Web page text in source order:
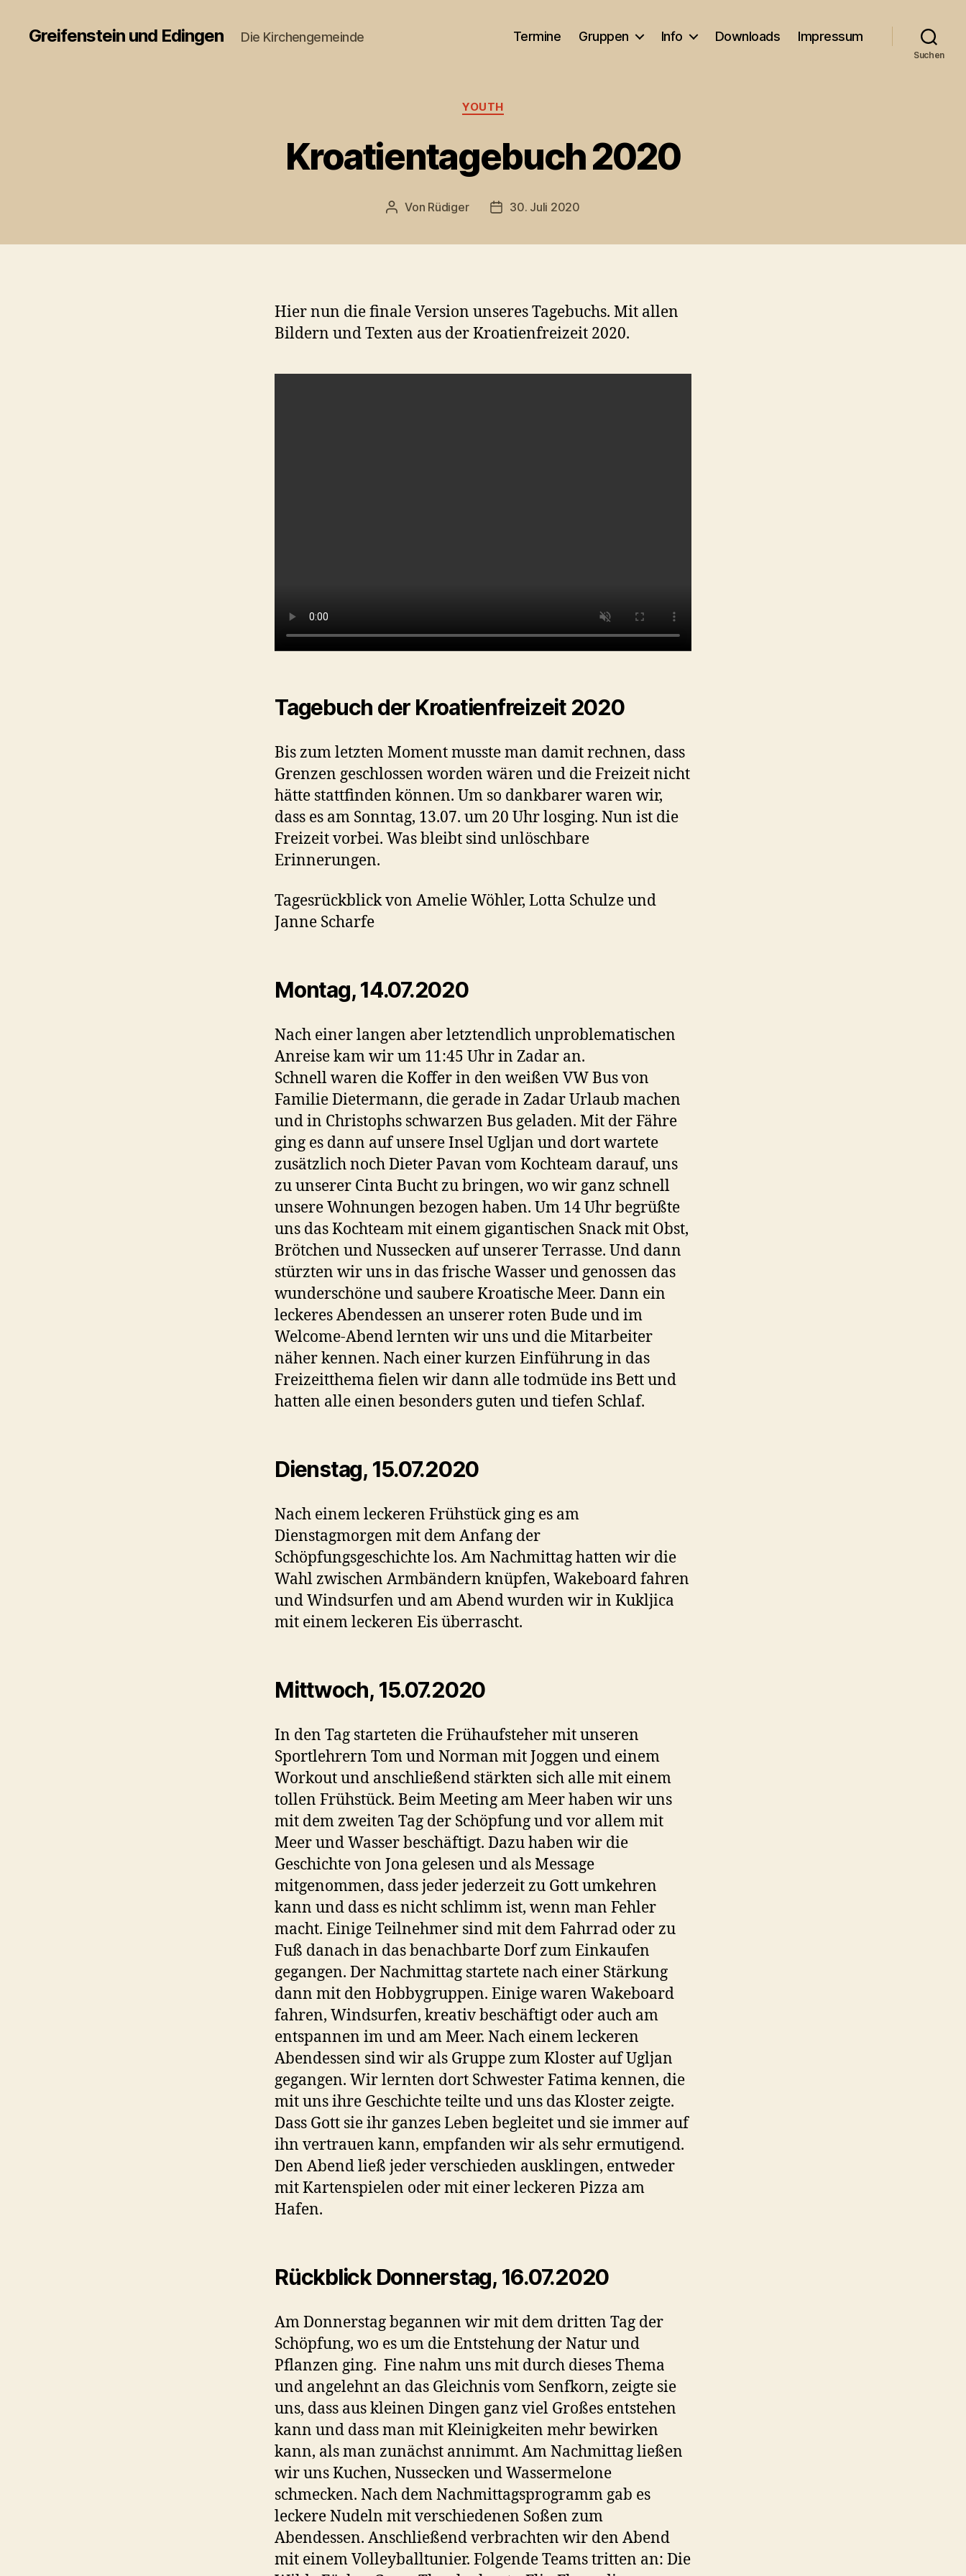
Greifenstein und Edingen Die Kirchengemeinde Termine Gruppen Info Downloads Impressum
Suchen
Kategorien
YOUTH
Kroatientagebuch 2020
Beitragsautor
Von Rüdiger Veröffentlichungsdatum
30. Juli 2020
Hier nun die finale Version unseres Tagebuchs. Mit allen
Bildern und Texten aus der Kroatienfreizeit 2020.
Tagebuch der Kroatienfreizeit 2020
Bis zum letzten Moment musste man damit rechnen, dass
Grenzen geschlossen worden wären und die Freizeit nicht
hätte stattfinden können. Um so dankbarer waren wir,
dass es am Sonntag, 13.07. um 20 Uhr losging. Nun ist die
Freizeit vorbei. Was bleibt sind unlöschbare
Erinnerungen.
Tagesrückblick von Amelie Wöhler, Lotta Schulze und
Janne Scharfe
Montag, 14.07.2020
Nach einer langen aber letztendlich unproblematischen
Anreise kam wir um 11:45 Uhr in Zadar an.
Schnell waren die Koffer in den weißen VW Bus von
Familie Dietermann, die gerade in Zadar Urlaub machen
und in Christophs schwarzen Bus geladen. Mit der Fähre
ging es dann auf unsere Insel Ugljan und dort wartete
zusätzlich noch Dieter Pavan vom Kochteam darauf, uns
zu unserer Cinta Bucht zu bringen, wo wir ganz schnell
unsere Wohnungen bezogen haben. Um 14 Uhr begrüßte
uns das Kochteam mit einem gigantischen Snack mit Obst,
Brötchen und Nussecken auf unserer Terrasse. Und dann
stürzten wir uns in das frische Wasser und genossen das
wunderschöne und saubere Kroatische Meer. Dann ein
leckeres Abendessen an unserer roten Bude und im
Welcome-Abend lernten wir uns und die Mitarbeiter
näher kennen. Nach einer kurzen Einführung in das
Freizeitthema fielen wir dann alle todmüde ins Bett und
hatten alle einen besonders guten und tiefen Schlaf.
Dienstag, 15.07.2020
Nach einem leckeren Frühstück ging es am
Dienstagmorgen mit dem Anfang der
Schöpfungsgeschichte los. Am Nachmittag hatten wir die
Wahl zwischen Armbändern knüpfen, Wakeboard fahren
und Windsurfen und am Abend wurden wir in Kukljica
mit einem leckeren Eis überrascht.
Mittwoch, 15.07.2020
In den Tag starteten die Frühaufsteher mit unseren
Sportlehrern Tom und Norman mit Joggen und einem
Workout und anschließend stärkten sich alle mit einem
tollen Frühstück. Beim Meeting am Meer haben wir uns
mit dem zweiten Tag der Schöpfung und vor allem mit
Meer und Wasser beschäftigt. Dazu haben wir die
Geschichte von Jona gelesen und als Message
mitgenommen, dass jeder jederzeit zu Gott umkehren
kann und dass es nicht schlimm ist, wenn man Fehler
macht. Einige Teilnehmer sind mit dem Fahrrad oder zu
Fuß danach in das benachbarte Dorf zum Einkaufen
gegangen. Der Nachmittag startete nach einer Stärkung
dann mit den Hobbygruppen. Einige waren Wakeboard
fahren, Windsurfen, kreativ beschäftigt oder auch am
entspannen im und am Meer. Nach einem leckeren
Abendessen sind wir als Gruppe zum Kloster auf Ugljan
gegangen. Wir lernten dort Schwester Fatima kennen, die
mit uns ihre Geschichte teilte und uns das Kloster zeigte.
Dass Gott sie ihr ganzes Leben begleitet und sie immer auf
ihn vertrauen kann, empfanden wir als sehr ermutigend.
Den Abend ließ jeder verschieden ausklingen, entweder
mit Kartenspielen oder mit einer leckeren Pizza am
Hafen.
Rückblick Donnerstag, 16.07.2020
Am Donnerstag begannen wir mit dem dritten Tag der
Schöpfung, wo es um die Entstehung der Natur und
Pflanzen ging. Fine nahm uns mit durch dieses Thema
und angelehnt an das Gleichnis vom Senfkorn, zeigte sie
uns, dass aus kleinen Dingen ganz viel Großes entstehen
kann und dass man mit Kleinigkeiten mehr bewirken
kann, als man zunächst annimmt. Am Nachmittag ließen
wir uns Kuchen, Nussecken und Wassermelone
schmecken. Nach dem Nachmittagsprogramm gab es
leckere Nudeln mit verschiedenen Soßen zum
Abendessen. Anschließend verbrachten wir den Abend
mit einem Volleyballtunier. Folgende Teams tritten an: Die